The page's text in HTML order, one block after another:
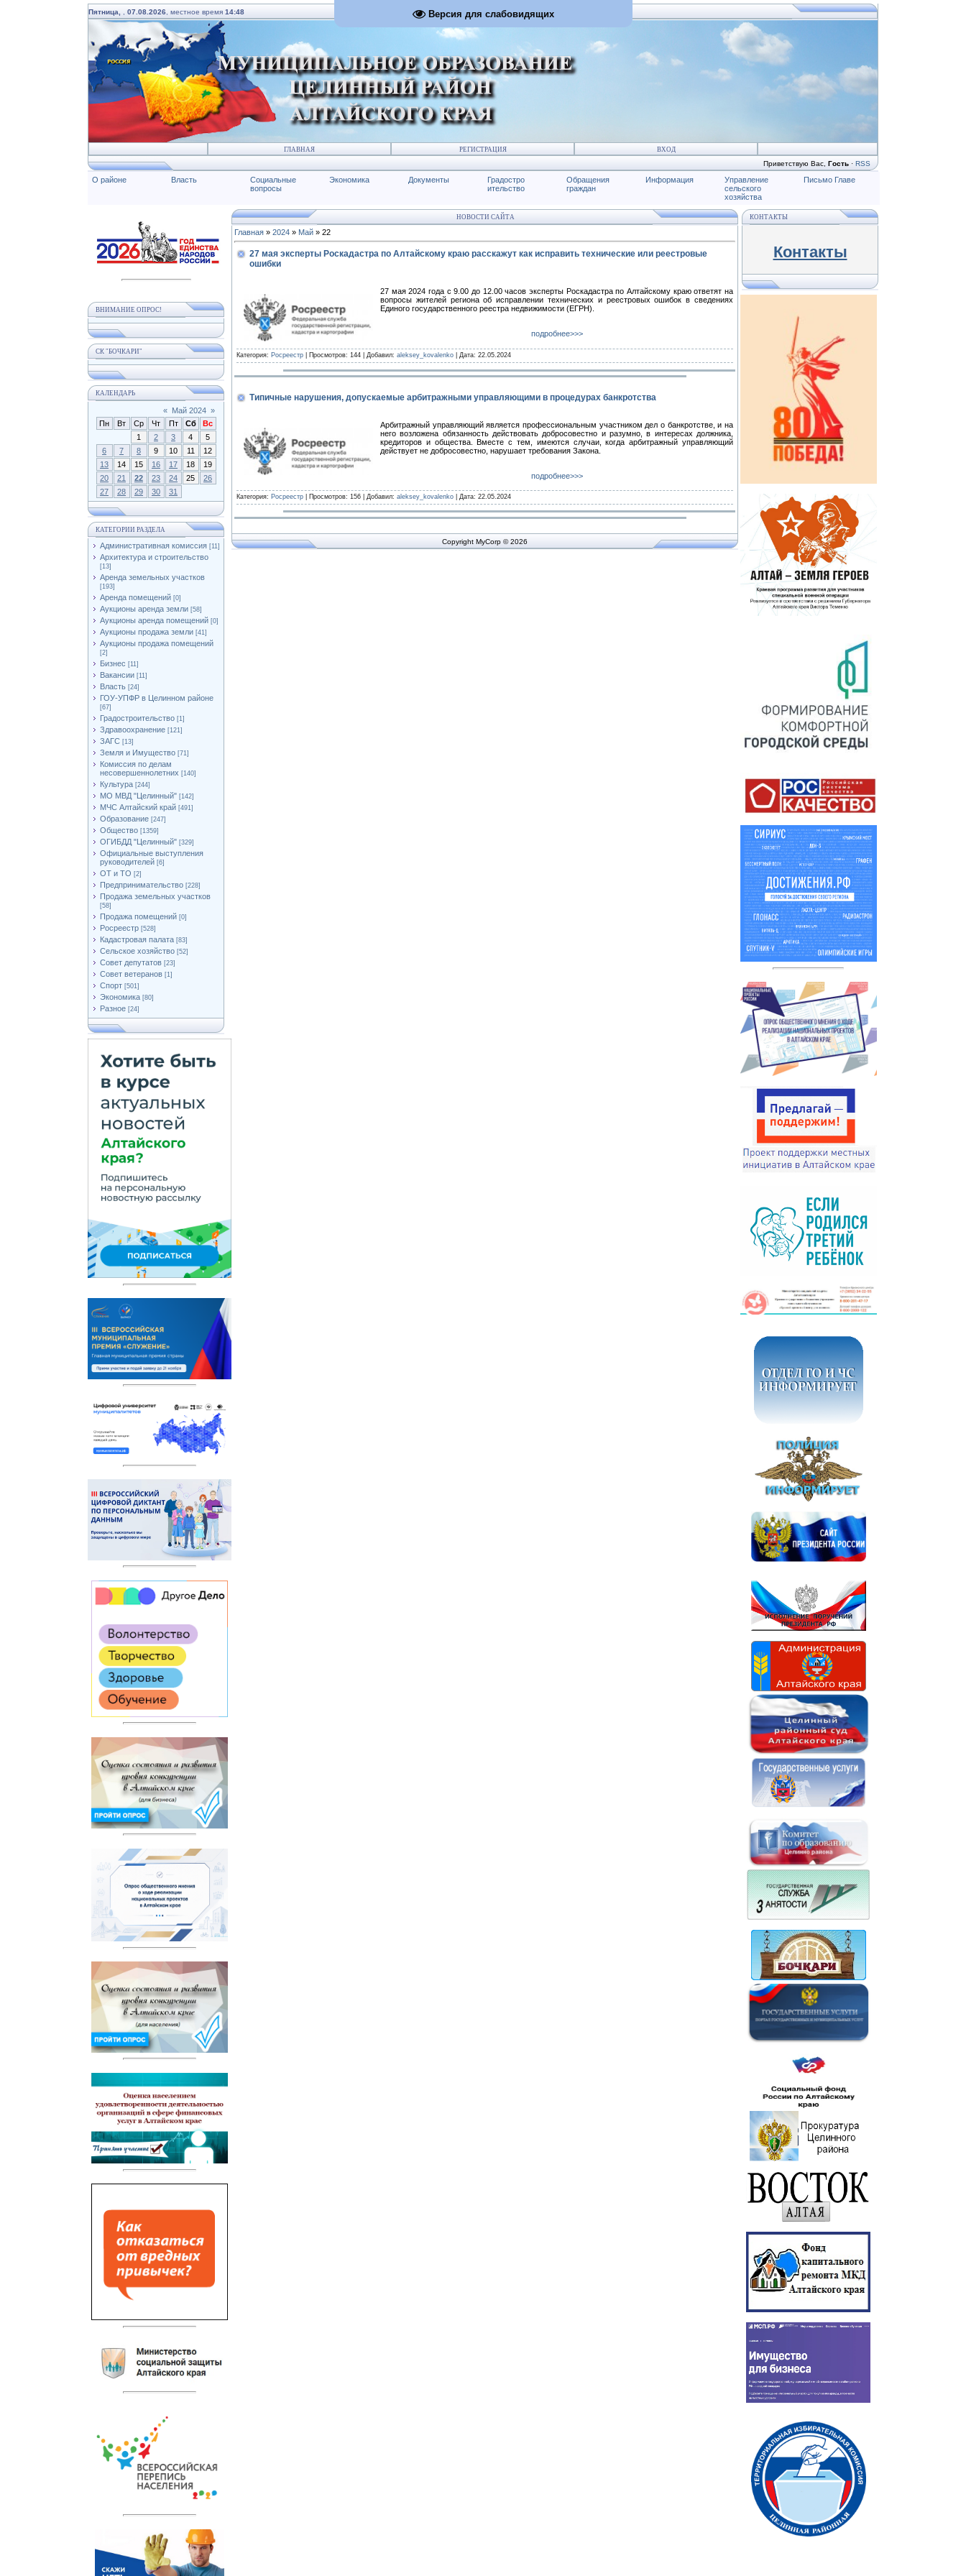
Версия для слабовидящих
Пятница, 07.08.2026 , местное время 14:48
ГЛАВНАЯ РЕГИСТРАЦИЯ ВХОД
Приветствую Вас Гость · RSS
О районе Власть
Социальные
вопросы
Экономика Документы
Градостро
ительство
Обращения
граждан
Информация
Управление
сельского
хозяйства
Письмо Главе
ВНИМАНИЕ ОПРОС!
СК "БОЧКАРИ"
КАЛЕНДАРЬ
« Май 2024 »
Пн
Вт Ср Чт Пт Сб
Вс
1
2 3 4
5
6
7 8 9 10 11
12
13
14 15 16 17 18
19
20
21 22 23 24 25
26
27
28 29 30 31
КАТЕГОРИИ РАЗДЕЛА
Административная комиссия [11]
Архитектура и строительство
[13]
Аренда земельных участков
[193]
Аренда помещений [0]
Аукционы аренда земли [58]
Аукционы аренда помещений [0]
Аукционы продажа земли [41]
Аукционы продажа помещений
[2]
Бизнес [11]
Вакансии [11]
Власть [24]
ГОУ-УПФР в Целинном районе
[67]
Градостроительство [1]
Здравоохранение [121]
ЗАГС [13]
Земля и Имущество [71]
Комиссия по делам
несовершеннолетних [140]
Культура [244]
МО МВД "Целинный" [142]
МЧС Алтайский край [491]
Образование [247]
Общество [1359]
ОГИБДД "Целинный" [329]
Официальные выступления
руководителей [6]
ОТ и ТО [2]
Предпринимательство [228]
Продажа земельных участков
[58]
Продажа помещений [0]
Росреестр [528]
Кадастровая палата [83]
Сельское хозяйство [52]
Совет депутатов [23]
Совет ветеранов [1]
Спорт [501]
Экономика [80]
Разное [24]
НОВОСТИ САЙТА
Главная » 2024 » Май » 22
27 мая эксперты Роскадастра по Алтайскому краю расскажут как исправить технические или реестровые
ошибки
27 мая 2024 года с 9.00 до 12.00 часов эксперты Роскадастра по Алтайскому краю ответят на
вопросы жителей региона об исправлении технических и реестровых ошибок в сведениях
Единого государственного реестра недвижимости (ЕГРН).
подробнее>>>
Категория: Росреестр | Просмотров: 144 | Добавил: aleksey_kovalenko | Дата: 22.05.2024
Типичные нарушения, допускаемые арбитражными управляющими в процедурах банкротства
Арбитражный управляющий является профессиональным участником дел о банкротстве, и на
него возложена обязанность действовать добросовестно и разумно, в интересах должника,
кредиторов и общества. Вместе с тем, имеются случаи, когда арбитражный управляющий
действует не добросовестно, нарушает требования Закона.
подробнее>>>
Категория: Росреестр | Просмотров: 156 | Добавил: aleksey_kovalenko | Дата: 22.05.2024
Copyright MyCorp © 2026
КОНТАКТЫ
Контакты